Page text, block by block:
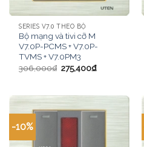
SERIES V7.0 THEO BỘ
Bộ mạng và tivi cỡ M
V7.0P-PCMS + V7.0P-
TVMS + V7.0PM3
306,000₫ 275,400₫
-10%